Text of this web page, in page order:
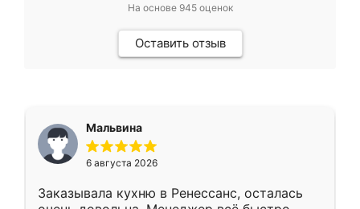
На основе 945оценок
Оставить отзыв
Мальвина
6 августа 2026
Заказывала кухню в Ренессанс, осталась